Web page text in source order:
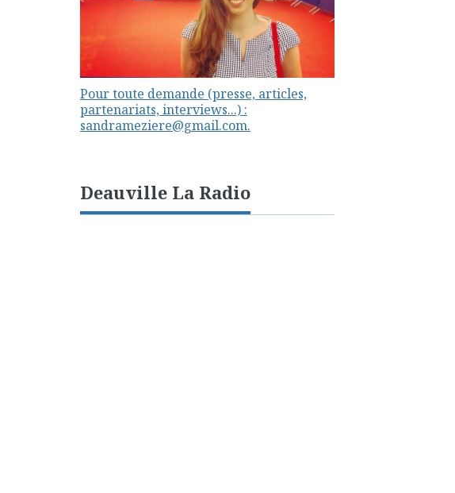
Pour toute demande (presse, articles,
partenariats, interviews...) :
sandrameziere@gmail.com.
Deauville La Radio